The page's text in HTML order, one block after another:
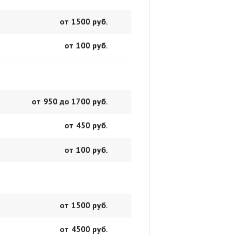
от 1500 руб.
от 100 руб.
от 950 до 1700 руб.
от 450 руб.
от 100 руб.
от 1500 руб.
от 4500 руб.